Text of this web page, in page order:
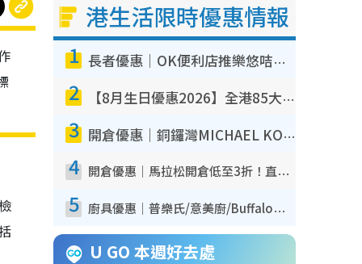
港生活限時優惠情報
1 長者優惠｜OK便利店推樂悠咭優惠！買麵包/牛奶/保健品拍卡即減
2 【8月生日優惠2026】全港85大食買玩著數攻略 自助餐/火鍋放題同行免費＋誠品/DONKI送現金券
3 開倉優惠｜銅鑼灣MICHAEL KORS開倉低至17折！直擊$500起買手袋/銀包/鞋款 必買經典Jet Set系列
4 開倉優惠｜馬拉松開倉低至3折！直擊$99起買adidas／New Balance／Puma鞋款 STANLEY保溫杯劈價至$119起
5 廚具優惠｜普樂氏/意美廚/Buffalo廚具低至3折！$89起買煎鍋／炒鑊／個人鍋 同場小家電激減至$99起
U GO 本週好去處